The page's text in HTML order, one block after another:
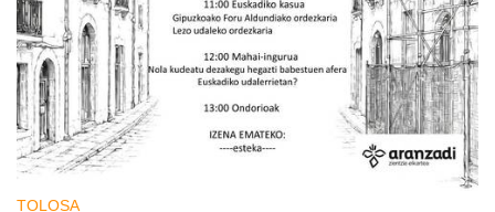
TOLOSA